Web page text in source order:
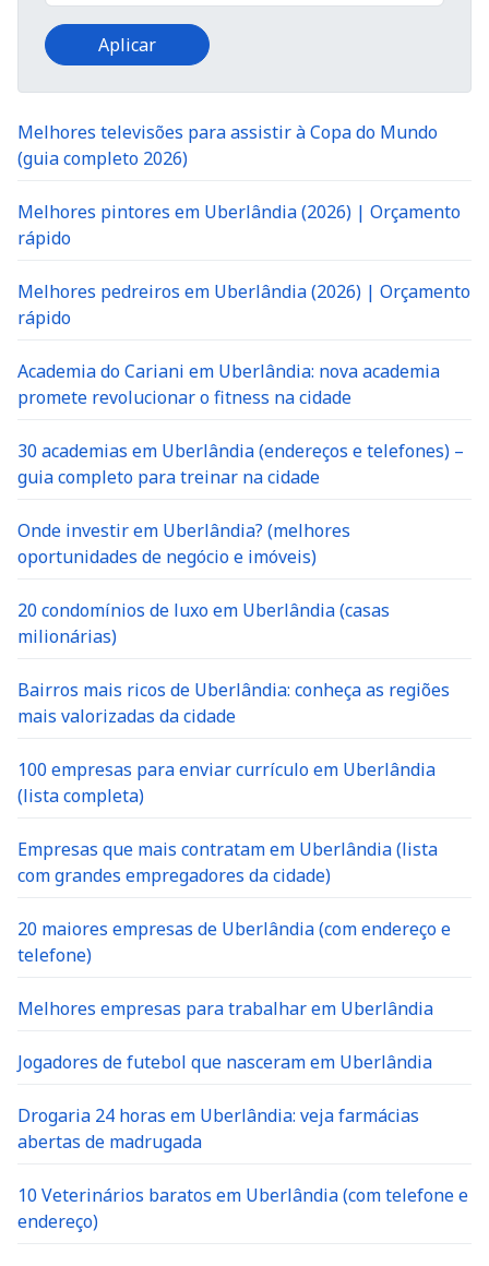
Melhores televisões para assistir à Copa do Mundo
(guia completo 2026)
Melhores pintores em Uberlândia (2026) | Orçamento
rápido
Melhores pedreiros em Uberlândia (2026) | Orçamento
rápido
Academia do Cariani em Uberlândia: nova academia
promete revolucionar o fitness na cidade
30 academias em Uberlândia (endereços e telefones) –
guia completo para treinar na cidade
Onde investir em Uberlândia? (melhores
oportunidades de negócio e imóveis)
20 condomínios de luxo em Uberlândia (casas
milionárias)
Bairros mais ricos de Uberlândia: conheça as regiões
mais valorizadas da cidade
100 empresas para enviar currículo em Uberlândia
(lista completa)
Empresas que mais contratam em Uberlândia (lista
com grandes empregadores da cidade)
20 maiores empresas de Uberlândia (com endereço e
telefone)
Melhores empresas para trabalhar em Uberlândia
Jogadores de futebol que nasceram em Uberlândia
Drogaria 24 horas em Uberlândia: veja farmácias
abertas de madrugada
10 Veterinários baratos em Uberlândia (com telefone e
endereço)